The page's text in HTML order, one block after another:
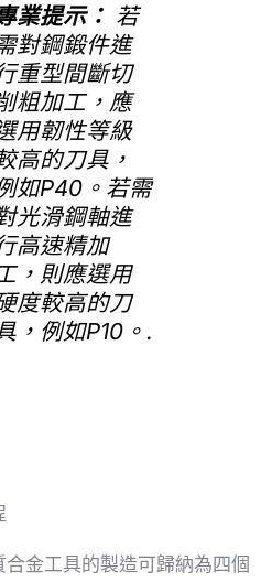
業提示： 若
對鋼鍛件進
重型間斷切
粗加工，應
用韌性等級
高的刀具，
如P40。若需
光滑鋼軸進
高速精加
，則應選用
度較高的刀
，例如P10。.
金工具的製造可歸納為四個